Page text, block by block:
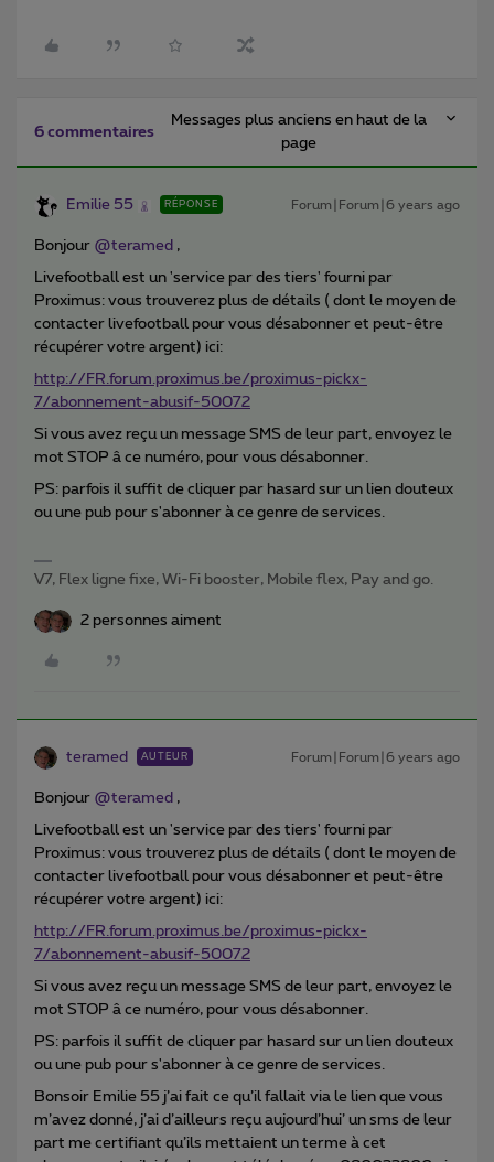
6 commentaires
Messages plus anciens en haut de la
page
Emilie 55 RÉPONSE Forum|Forum|6 years ago
Bonjour @teramed ,
Livefootball est un 'service par des tiers' fourni par
Proximus: vous trouverez plus de détails ( dont le moyen de
contacter livefootball pour vous désabonner et peut-être
récupérer votre argent) ici:
http://FR.forum.proximus.be/proximus-pickx-
7/abonnement-abusif-50072
Si vous avez reçu un message SMS de leur part, envoyez le
mot STOP â ce numéro, pour vous désabonner.
PS: parfois il suffit de cliquer par hasard sur un lien douteux
ou une pub pour s'abonner à ce genre de services.
V7, Flex ligne fixe, Wi-Fi booster, Mobile flex, Pay and go.
2 personnes aiment
teramed AUTEUR Forum|Forum|6 years ago
Bonjour @teramed ,
Livefootball est un 'service par des tiers' fourni par
Proximus: vous trouverez plus de détails ( dont le moyen de
contacter livefootball pour vous désabonner et peut-être
récupérer votre argent) ici:
http://FR.forum.proximus.be/proximus-pickx-
7/abonnement-abusif-50072
Si vous avez reçu un message SMS de leur part, envoyez le
mot STOP â ce numéro, pour vous désabonner.
PS: parfois il suffit de cliquer par hasard sur un lien douteux
ou une pub pour s'abonner à ce genre de services.
Bonsoir Emilie 55 j’ai fait ce qu’il fallait via le lien que vous
m’avez donné, j’ai d’ailleurs reçu aujourd’hui’ un sms de leur
part me certifiant qu’ils mettaient un terme à cet